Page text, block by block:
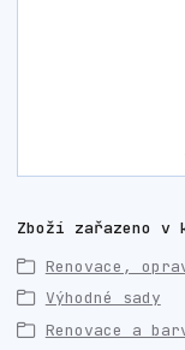
Zboží zařazeno v
Renovace,
Výhodné sady
Renovace a